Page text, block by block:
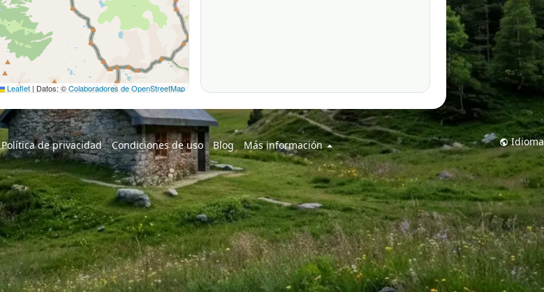
Leaflet | Datos: ©Colaboradores de OpenStreetMap
Política de privacidad Condiciones de uso Blog Más información Idioma